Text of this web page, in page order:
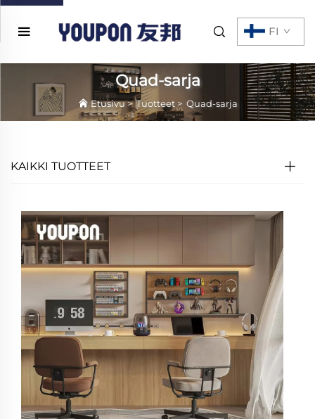
FI
Quad-sarja
Etusivu>Tuotteet> Quad-sarja
KAIKKI TUOTTEET